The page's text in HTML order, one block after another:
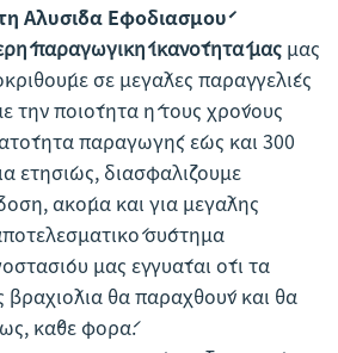
Αλυσίδα Εφοδιασμού
παραγωγική ικανότητά μας μας
σε μεγάλες παραγγελίες
την ποιότητα ή τους χρόνους
παραγωγής έως και 300
ετησίως, διασφαλίζουμε
ακόμα και για μεγάλης
σύστημα
μας εγγυάται ότι τα
θα παραχθούν και θα
κάθε φορά.